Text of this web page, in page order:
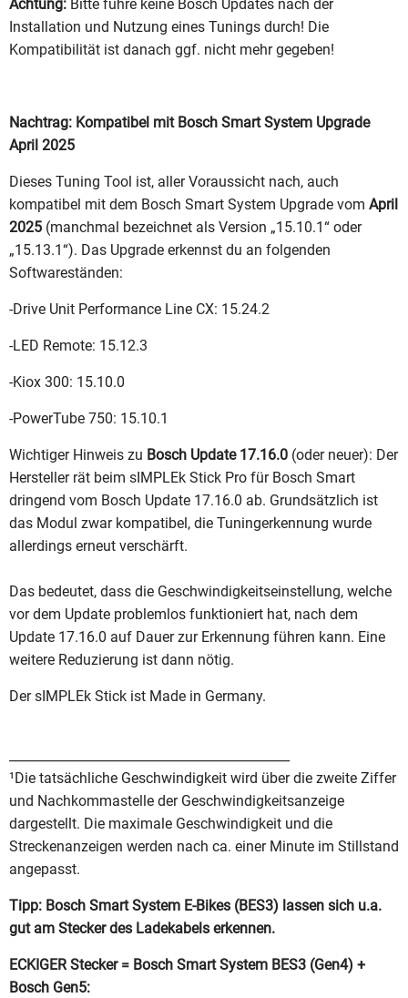
Achtung: Bitte führe keine Bosch Updates nach der
Installation und Nutzung eines Tunings durch! Die
Kompatibilität ist danach ggf. nicht mehr gegeben!
Nachtrag: Kompatibel mit Bosch Smart System Upgrade
April 2025
Dieses Tuning Tool ist, aller Voraussicht nach, auch
kompatibel mit dem Bosch Smart System Upgrade vom April
2025 (manchmal bezeichnet als Version „15.10.1“ oder
„15.13.1“). Das Upgrade erkennst du an folgenden
Softwareständen:
-Drive Unit Performance Line CX: 15.24.2
-LED Remote: 15.12.3
-Kiox 300: 15.10.0
-PowerTube 750: 15.10.1
Wichtiger Hinweis zu Bosch Update 17.16.0 (oder neuer): Der
Hersteller rät beim sIMPLEk Stick Pro für Bosch Smart
dringend vom Bosch Update 17.16.0 ab. Grundsätzlich ist
das Modul zwar kompatibel, die Tuningerkennung wurde
allerdings erneut verschärft.
Das bedeutet, dass die Geschwindigkeitseinstellung, welche
vor dem Update problemlos funktioniert hat, nach dem
Update 17.16.0 auf Dauer zur Erkennung führen kann. Eine
weitere Reduzierung ist dann nötig.
Der sIMPLEk Stick ist Made in Germany.
¹Die tatsächliche Geschwindigkeit wird über die zweite Ziffer
und Nachkommastelle der Geschwindigkeitsanzeige
dargestellt. Die maximale Geschwindigkeit und die
Streckenanzeigen werden nach ca. einer Minute im Stillstand
angepasst.
Tipp: Bosch Smart System E-Bikes (BES3) lassen sich u.a.
gut am Stecker des Ladekabels erkennen.
ECKIGER Stecker = Bosch Smart System BES3 (Gen4) +
Bosch Gen5: